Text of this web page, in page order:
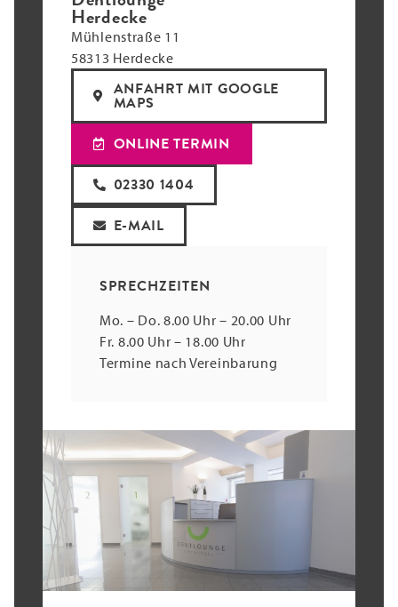
Herdecke
Mühlenstraße 11
58313 Herdecke
ANFAHRT MIT GOOGLE
MAPS
ONLINE TERMIN
02330 1404
E-MAIL
SPRECHZEITEN
Mo. – Do. 8.00 Uhr – 20.00 Uhr
Fr. 8.00 Uhr – 18.00 Uhr
Termine nach Vereinbarung